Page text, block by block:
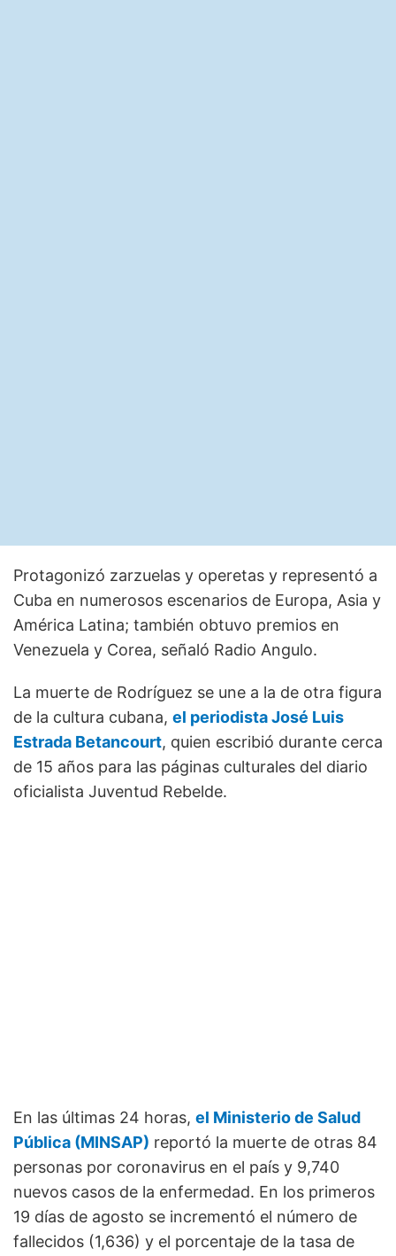
Protagonizó zarzuelas y operetas y representó a
Cuba en numerosos escenarios de Europa, Asia y
América Latina; también obtuvo premios en
Venezuela y Corea, señaló Radio Angulo.
La muerte de Rodríguez se une a la de otra figura
de la cultura cubana, el periodista José Luis
Estrada Betancourt, quien escribió durante cerca
de 15 años para las páginas culturales del diario
oficialista Juventud Rebelde.
En las últimas 24 horas, el Ministerio de Salud
Pública (MINSAP) reportó la muerte de otras 84
personas por coronavirus en el país y 9,740
nuevos casos de la enfermedad. En los primeros
19 días de agosto se incrementó el número de
fallecidos (1,636) y el porcentaje de la tasa de